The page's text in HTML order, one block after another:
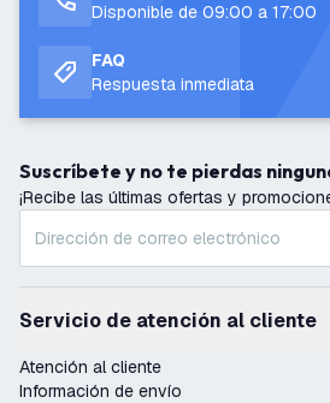
Disponible de 09:00 a 17:00
FAQ
Respuesta inmediata
Suscríbete y no te pierdas
¡Recibe las últimas ofertas y
Servicio de atención al cliente
Atención al cliente
Información de envío